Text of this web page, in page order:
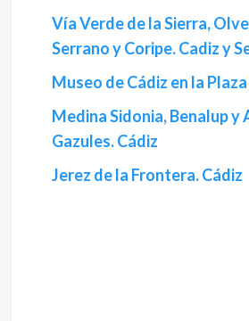
Vía Verde de la Sierra,
Serrano y Coripe. Cadiz y
Museo de Cádiz en la
Medina Sidonia, Benalup y
Gazules. Cádiz
Jerez de la Frontera. Cádiz